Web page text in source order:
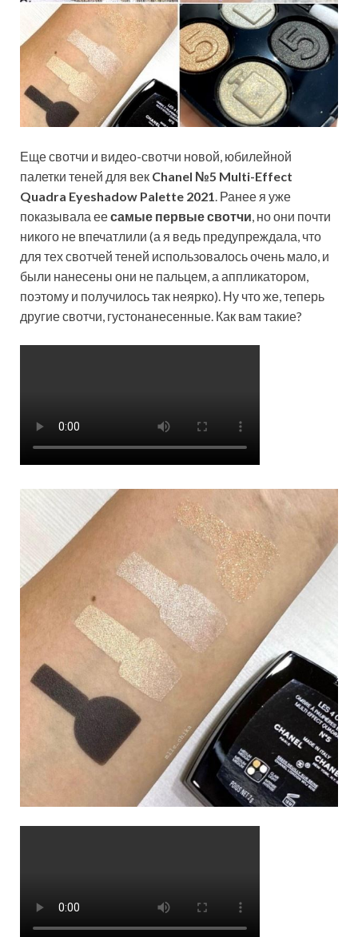
Еще свотчи и видео-свотчи новой, юбилейной
палетки теней для век Chanel №5 Multi-Effect
Quadra Eyeshadow Palette 2021. Ранее я уже
показывала еесамые первые свотчи, но они почти
никого не впечатлили (а я ведь предупреждала, что
для тех свотчей теней использовалось очень мало, и
были нанесены они не пальцем, а аппликатором,
поэтому и получилось так неярко). Ну что же, теперь
другие свотчи, густонанесенные. Как вам такие?